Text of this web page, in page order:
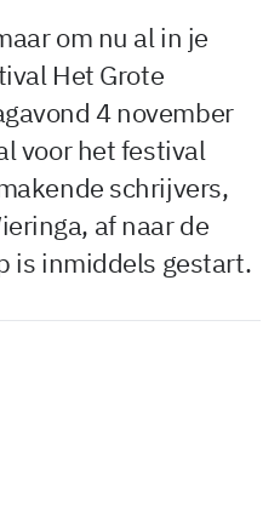
om nu al in je
Het Grote
4 november
voor het festival
schrijvers,
af naar de
is inmiddels gestart.